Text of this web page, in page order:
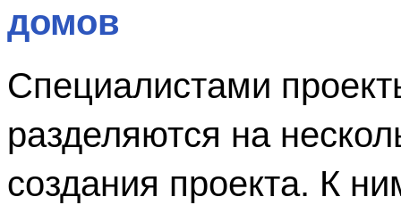
домов
Специалистами
разделяются на
создания проекта. К